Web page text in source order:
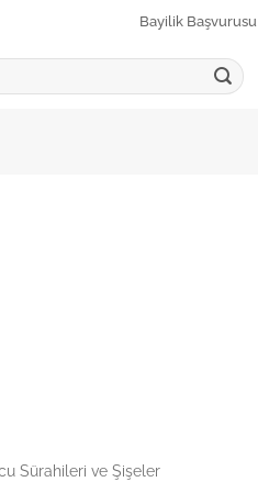
Bayilik Başvurusu
Sürahileri ve Şişeler